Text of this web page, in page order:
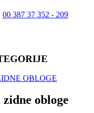
00 387 37 352 - 209
OBLOGE
zidne obloge